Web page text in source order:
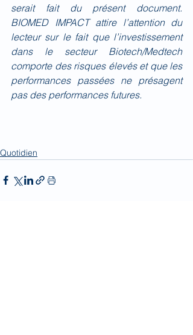
serait fait du présent document.
BIOMED IMPACT attire l’attention du
lecteur sur le fait que l’investissement
dans le secteur Biotech/Medtech
comporte des risques élevés et que les
performances passées ne présagent
pas des performances futures.
Quotidien